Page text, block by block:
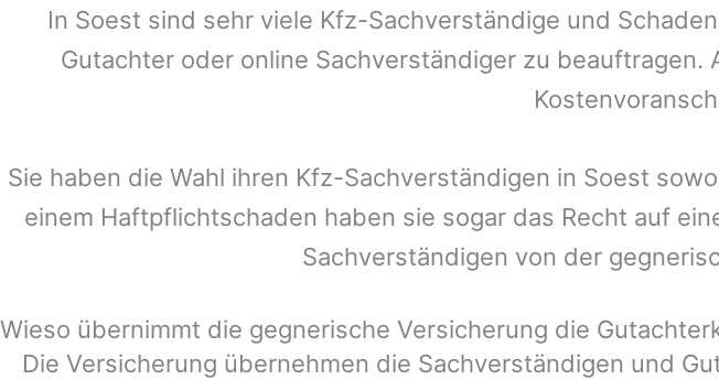
In Soest sind sehr viele Kfz-Sachverständige und
Gutachter oder online Sachverständiger zu
Sie haben die Wahl ihren Kfz-Sachverständigen in Soest
einem Haftpflichtschaden haben sie sogar das Recht auf
Sachverständigen von der
Wieso übernimmt die gegnerische Versicherung die
Die Versicherung übernehmen die Sachverständigen und